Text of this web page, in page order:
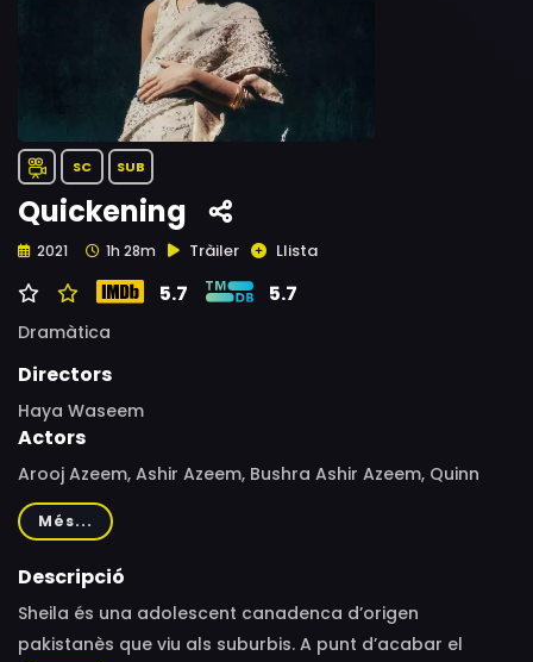
SC SUB
Quickening
2021 1h 28m Tràiler Llista
5.7 5.7
Dramàtica
Directors
Haya Waseem
Actors
Arooj Azeem, Ashir Azeem, Bushra Ashir Azeem, Quinn
Underwood, Nadeen Alfarisi, Tiana Christen Atapattu,
Claudia Dey, David Disher, Arshad Khan, Sydney Owchar,
Crystal Roberts, Maynuka Sarwar
Més...
Descripció
Sheila és una adolescent canadenca d’origen
pakistanès que viu als suburbis. A punt d’acabar el